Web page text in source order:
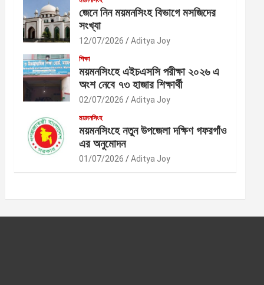
জেনে নিন ময়মনসিংহ বিভাগে মসজিদের
সংখ্যা
12/07/2026 Aditya Joy
শিক্ষা
ময়মনসিংহে এইচএসসি পরীক্ষা ২০২৬ এ
অংশ নেবে ৭৩ হাজার শিক্ষার্থী
02/07/2026 Aditya Joy
ময়মনসিংহ
ময়মনসিংহে নতুন উপজেলা দক্ষিণ গফরগাঁও
এর অনুমোদন
01/07/2026 Aditya Joy